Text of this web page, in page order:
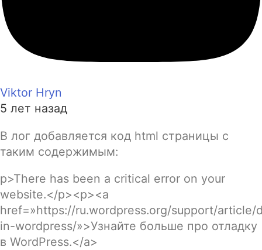
Viktor Hryn
5 лет назад
В лог добавляется код html страницы с
таким содержимым:
p>There has been a critical error on your
website.</p><p><a
href=»https://ru.wordpress.org/support/article/
in-wordpress/»>Узнайте больше про отладку
в WordPress.</a>